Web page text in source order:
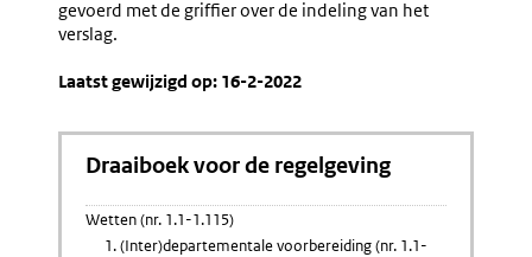
gevoerd met de griffier over de indeling van het
verslag.
Laatst gewijzigd op: 16-2-2022
Draaiboek voor de regelgeving
Wetten (nr. 1.1-1.115)
1. (Inter)departementale voorbereiding (nr. 1.1-